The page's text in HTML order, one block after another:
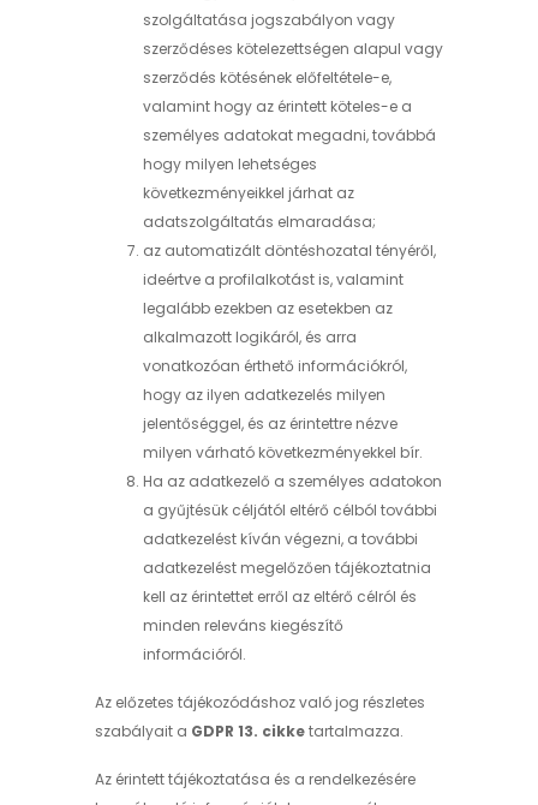
szolgáltatása jogszabályon vagy
szerződéses kötelezettségen alapul vagy
szerződés kötésének előfeltétele-e,
valamint hogy az érintett köteles-e a
személyes adatokat megadni, továbbá
hogy milyen lehetséges
következményeikkel járhat az
adatszolgáltatás elmaradása;
az automatizált döntéshozatal tényéről,
ideértve a profilalkotást is, valamint
legalább ezekben az esetekben az
alkalmazott logikáról, és arra
vonatkozóan érthető információkról,
hogy az ilyen adatkezelés milyen
jelentőséggel, és az érintettre nézve
milyen várható következményekkel bír.
Ha az adatkezelő a személyes adatokon
a gyűjtésük céljától eltérő célból további
adatkezelést kíván végezni, a további
adatkezelést megelőzően tájékoztatnia
kell az érintettet erről az eltérő célról és
minden releváns kiegészítő
információról.
Az előzetes tájékozódáshoz való jog részletes
szabályait a GDPR 13. cikketartalmazza.
Az érintett tájékoztatása és a rendelkezésére